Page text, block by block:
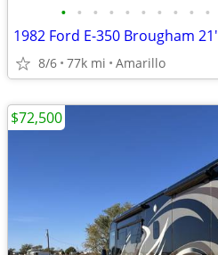
• • • • • • • • • •
1982 Ford E-350 Brougham 21'
8/6 77k mi Amarillo
$72,500